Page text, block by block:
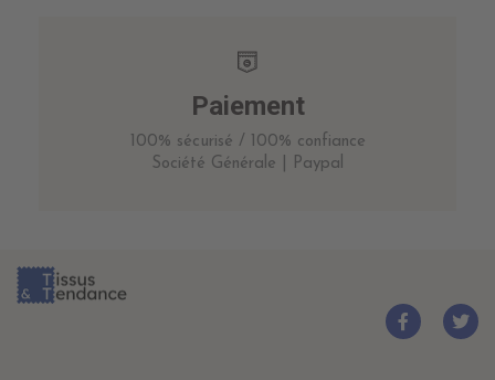
Paiement
100% sécurisé / 100% confiance
Société Générale | Paypal